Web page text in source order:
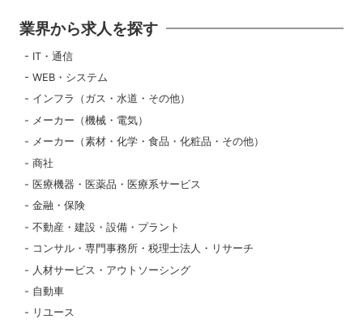
業界から求人を探す
IT・通信
WEB・システム
インフラ（ガス・水道・その他）
メーカー（機械・電気）
メーカー（素材・化学・食品・化粧品・その他）
商社
医療機器・医薬品・医療系サービス
金融・保険
不動産・建設・設備・プラント
コンサル・専門事務所・税理士法人・リサーチ
人材サービス・アウトソーシング
自動車
リユース